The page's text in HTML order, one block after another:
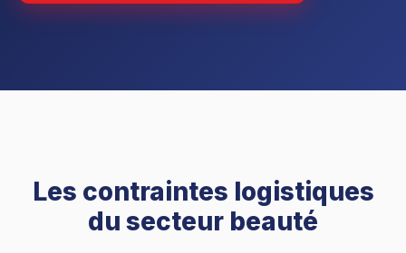
Les contraintes logistiques
du secteur beauté